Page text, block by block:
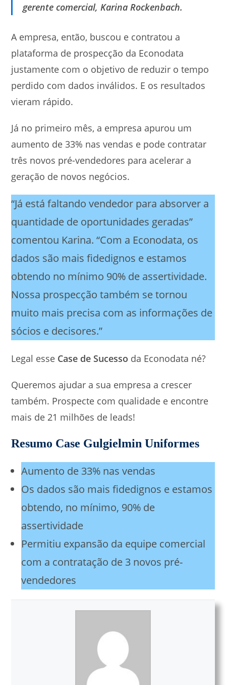
gerente comercial, Karina Rockenbach.
A empresa, então, buscou e contratou a
plataforma de prospecção da Econodata
justamente com o objetivo de reduzir o tempo
perdido com dados inválidos. E os resultados
vieram rápido.
Já no primeiro mês, a empresa apurou um
aumento de 33% nas vendas e pode contratar
três novos pré-vendedores para acelerar a
geração de novos negócios.
“Já está faltando vendedor para absorver a
quantidade de oportunidades geradas”
comentou Karina. “Com a Econodata, os
dados são mais fidedignos e estamos
obtendo no mínimo 90% de assertividade.
Nossa prospecção também se tornou
muito mais precisa com as informações de
sócios e decisores.”
Legal esse Case de Sucesso da Econodata né?
Queremos ajudar a sua empresa a crescer
também. Prospecte com qualidade e encontre
mais de 21 milhões de leads!
Resumo Case Gulgielmin Uniformes
Aumento de 33% nas vendas
Os dados são mais fidedignos e estamos
obtendo, no mínimo, 90% de
assertividade
Permitiu expansão da equipe comercial
com a contratação de 3 novos pré-
vendedores